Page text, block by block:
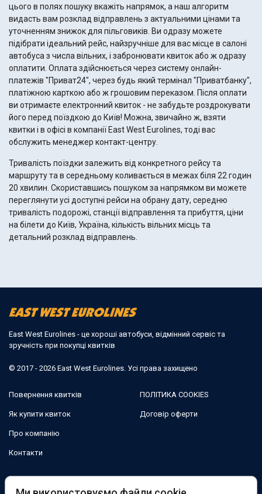
цього в полях пошуку вкажіть напрямок, а наш алгоритм
видасть вам розклад відправлень з актуальними цінами та
уточненням знижок для пільговиків. Ви одразу можете
підібрати ідеальний рейс, найзручніше для вас місце в салоні
автобуса з числа вільних, і забронювати квиток або ж одразу
оплатити. Оплата здійснюється через систему онлайн-
платежів "Приват24", через будь який термінал "Приватбанку",
платіжною карткою або ж грошовим переказом. Після оплати
ви отримаєте електронний квиток - не забудьте роздрокувати
його перед поїздкою до Київ! Можна, звичайно ж, взяти
квитки і в офісі в компанії East West Eurolines, тоді вас
обслужить менеджер контакт-центру.
Тривалість поїздки залежить від конкретного рейсу та
маршруту та в середньому коливається в межах біля 22 годин
20 хвилин. Скориставшись пошуком за напрямком ви можете
переглянути усі доступні рейси на обрану дату, середню
тривалість подорожі, станції відправлення та прибуття, ціни
на білети до Київ, Україна, кількість вільних місць та
детальний розклад відправлень.
East West Eurolines - це хороші автобуси, відмінний сервіс та
зручність при покупці квитків
© 2017 - 2026 East West Eurolines. Усі права захищено
Повернення квитків
Як купити квиток
Про компанію
Контакти
ПОЛІТИКА COOKIES
Договір оферти